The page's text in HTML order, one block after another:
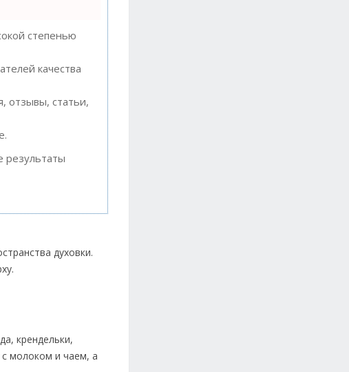
степенью
качества
отзывы, статьи,
результаты
духовки.
крендельки,
молоком и чаем, а